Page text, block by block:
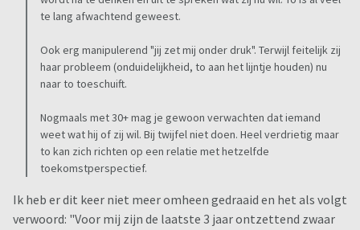
te lang afwachtend geweest.
Ook erg manipulerend "jij zet mij onder druk". Terwijl feitelijk zij
haar probleem (onduidelijkheid, to aan het lijntje houden) nu
naar to toeschuift.
Nogmaals met 30+ mag je gewoon verwachten dat iemand
weet wat hij of zij wil. Bij twijfel niet doen. Heel verdrietig maar
to kan zich richten op een relatie met hetzelfde
toekomstperspectief.
Ik heb er dit keer niet meer omheen gedraaid en het als volgt
verwoord: "Voor mij zijn de laatste 3 jaar ontzettend zwaar